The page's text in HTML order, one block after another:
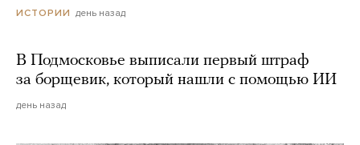
ИСТОРИИ день назад
В Подмосковье выписали первый штраф
за борщевик, который нашли с помощью ИИ
день назад